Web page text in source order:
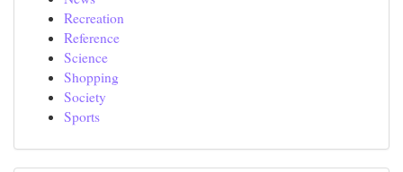
Recreation
Reference
Science
Shopping
Society
Sports